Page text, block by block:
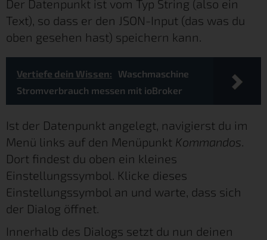
Der Datenpunkt ist vom Typ String (also ein
Text), so dass er den JSON-Input (das was du
oben gesehen hast) speichern kann.
Vertiefe dein Wissen:
Waschmaschine
Stromverbrauch messen mit ioBroker
Ist der Datenpunkt angelegt, navigierst du im
Menü links auf den Menüpunkt Kommandos.
Dort findest du oben ein kleines
Einstellungssymbol. Klicke dieses
Einstellungssymbol an und warte, dass sich
der Dialog öffnet.
Innerhalb des Dialogs setzt du nun deinen